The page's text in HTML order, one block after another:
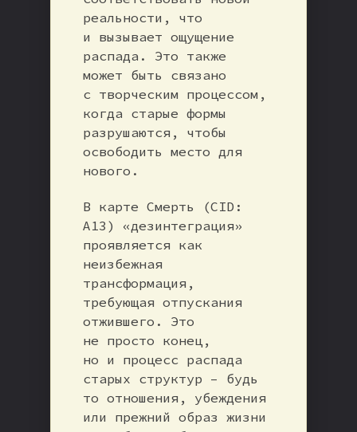
реальности, что
и вызывает ощущение
распада. Это также
может быть связано
с творческим процессом,
когда старые формы
разрушаются, чтобы
освободить место для
нового.
В карте Смерть (CID:
A13) «дезинтеграция»
проявляется как
неизбежная
трансформация,
требующая отпускания
отжившего. Это
не просто конец,
но и процесс распада
старых структур – будь
то отношения, убеждения
или прежний образ жизни